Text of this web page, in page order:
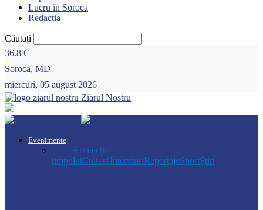
Lucru în Soroca
Redacția
Căutați
36.8 C
Soroca, MD
miercuri, 05 august 2026
Ziarul Nostru
Evenimente
Arhitecții
timpuluiCulturăInterviuriReportajeSportȘtiri